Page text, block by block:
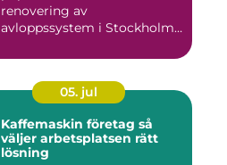
renovering av
avloppssystem i Stockholm.
05. jul
Kaffemaskin företag så
väljer arbetsplatsen rätt
lösning